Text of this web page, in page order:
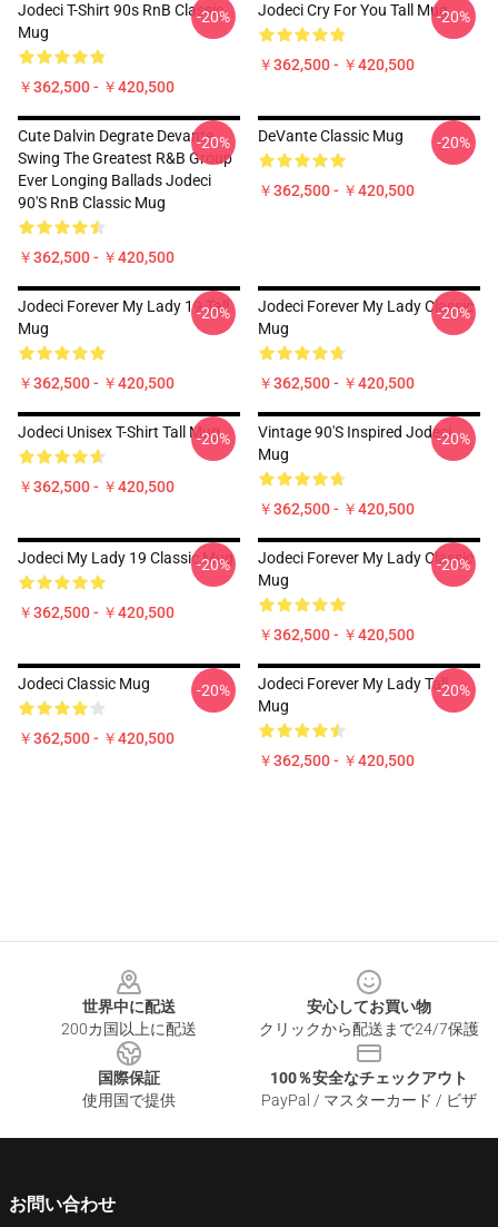
Jodeci T-Shirt 90s RnB Classic
Mug
￥362,500 - ￥420,500
-20% Jodeci Cry For You Tall Mug
￥362,500 - ￥420,500
-20%
Cute Dalvin Degrate Devante
Swing The Greatest R&B Group
Ever Longing Ballads Jodeci
90's RnB Classic Mug
￥362,500 - ￥420,500
-20% DeVante Classic Mug
￥362,500 - ￥420,500
-20%
Jodeci Forever My Lady 19 Tall
Mug
￥362,500 - ￥420,500
-20%
Jodeci Forever My Lady Classic
Mug
￥362,500 - ￥420,500
-20%
Jodeci Unisex T-Shirt Tall Mug
￥362,500 - ￥420,500
-20%
Vintage 90's Inspired Jodeci
Mug
￥362,500 - ￥420,500
-20%
Jodeci My Lady 19 Classic Mug
￥362,500 - ￥420,500
-20%
Jodeci Forever My Lady Classic
Mug
￥362,500 - ￥420,500
-20%
Jodeci Classic Mug
￥362,500 - ￥420,500
-20%
Jodeci Forever My Lady Tall
Mug
￥362,500 - ￥420,500
-20%
世界中に配送
200カ国以上に配送
安心してお買い物
クリックから配送まで24/7保護
国際保証
使用国で提供
100％安全なチェックアウト
PayPal / マスターカード / ビザ
お問い合わせ